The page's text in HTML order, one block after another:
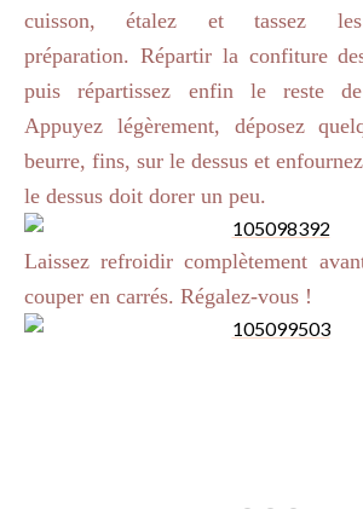
cuisson, étalez et tassez
préparation. Répartir la confiture
puis répartissez enfin le reste
Appuyez légèrement, déposez
beurre, fins, sur le dessus et
le dessus doit dorer un peu.
Laissez refroidir complètement
couper en carrés. Régalez-vous !